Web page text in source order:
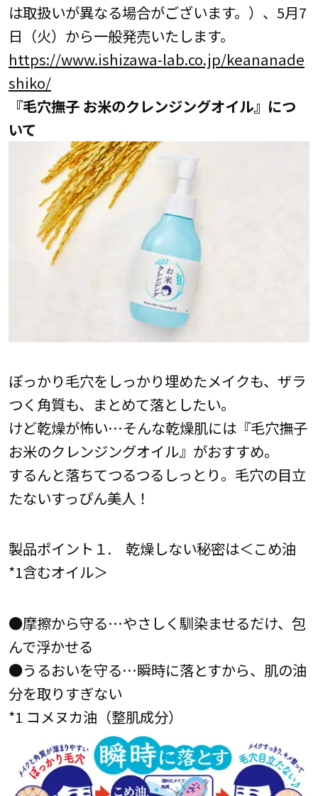
は取扱いが異なる場合がございます。）、5月7
日（火）から一般発売いたします。
https://www.ishizawa-lab.co.jp/keananade
shiko/
『毛穴撫子 お米のクレンジングオイル』につ
いて
ぽっかり毛穴をしっかり埋めたメイクも、ザラ
つく角質も、まとめて落としたい。
けど乾燥が怖い…そんな乾燥肌には『毛穴撫子
お米のクレンジングオイル』がおすすめ。
するんと落ちてつるつるしっとり。毛穴の目立
たないすっぴん美人！
製品ポイント１. 乾燥しない秘密は＜こめ油
*1含むオイル＞
●摩擦から守る…やさしく馴染ませるだけ、包
んで浮かせる
●うるおいを守る…瞬時に落とすから、肌の油
分を取りすぎない
*1 コメヌカ油（整肌成分）